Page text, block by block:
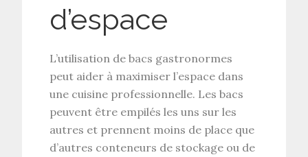
d’espace
L’utilisation de bacs gastronormes
peut aider à maximiser l’espace dans
une cuisine professionnelle. Les bacs
peuvent être empilés les uns sur les
autres et prennent moins de place que
d’autres conteneurs de stockage ou de